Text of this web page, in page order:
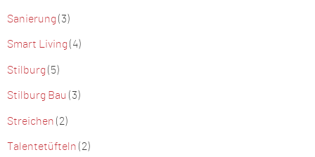
Sanierung (3)
Smart Living (4)
Stilburg (5)
Stilburg Bau (3)
Streichen (2)
Talentetüfteln (2)